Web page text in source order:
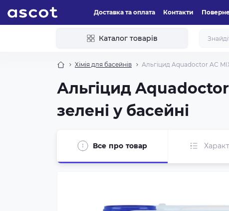
Доставка та оплата Контакти
Каталог товарів
Хімія для басейнів Альгіцид Aquadoctor AC
Альгіцид Aquadoctor
зелені у басейні
Все про товар